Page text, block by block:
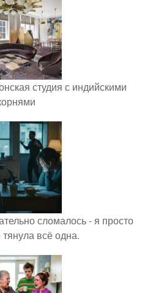
студия с индийскими
сломалось - я просто
всё одна.